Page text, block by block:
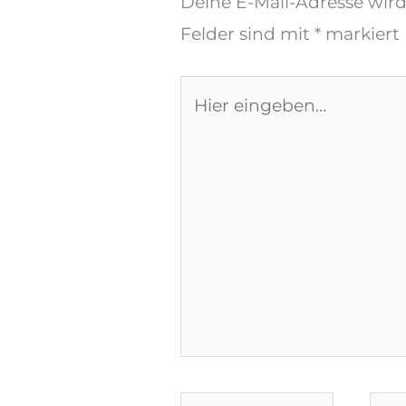
Felder sind mit *markiert